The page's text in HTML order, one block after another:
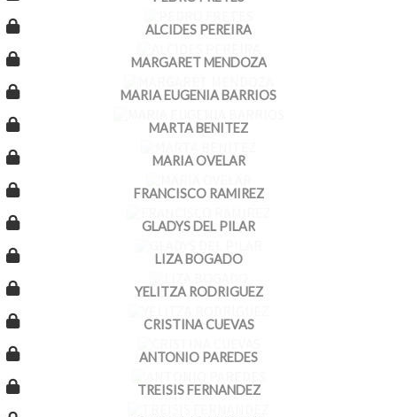
ALCIDES PEREIRA
MARGARET MENDOZA
MARIA EUGENIA BARRIOS
MARTA BENITEZ
MARIA OVELAR
FRANCISCO RAMIREZ
GLADYS DEL PILAR
LIZA BOGADO
YELITZA RODRIGUEZ
CRISTINA CUEVAS
ANTONIO PAREDES
TREISIS FERNANDEZ